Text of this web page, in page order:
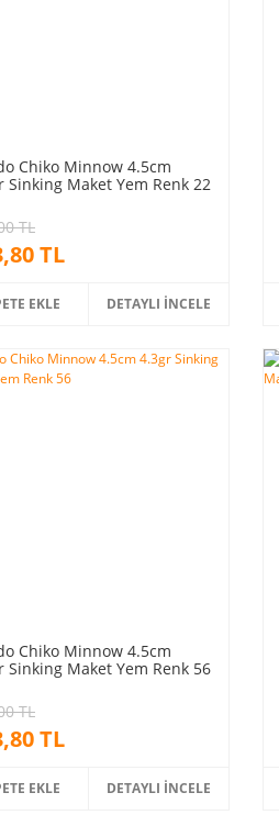
Chiko Minnow 4.5cm
Sinking Maket Yem Renk 22
TL
TL
EKLE DETAYLI İNCELE
Chiko Minnow 4.5cm
Sinking Maket Yem Renk 56
TL
TL
EKLE DETAYLI İNCELE